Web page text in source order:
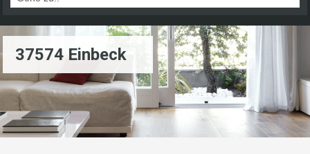
37574 Einbeck